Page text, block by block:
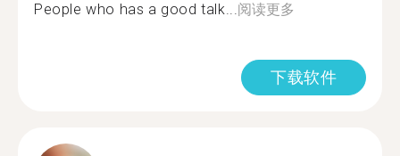
People who has a good talk...阅读更多
下载软件